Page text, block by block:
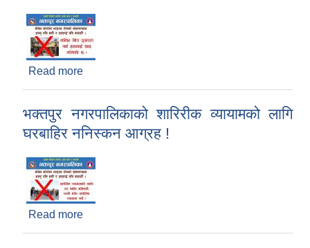
Read more
भक्तपुर नगरपालिकाको शारिरीक व्यायामको लागि
घरबाहिर ननिस्कन आग्रह !
Read more